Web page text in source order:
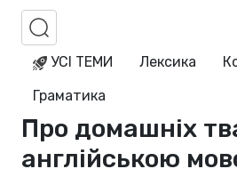
УСІ ТЕМИ Лексика
Граматика
Про домашніх
англійською